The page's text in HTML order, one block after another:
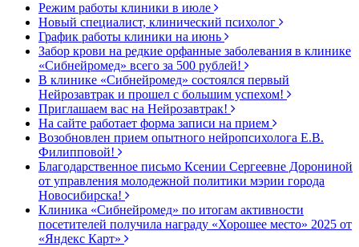
Режим работы клиники в июле
Новый специалист, клинический психолог
График работы клиники на июнь
Забор крови на редкие орфанные заболевания в клинике
«Сибнейромед» всего за 500 рублей!
В клинике «Сибнейромед» состоялся первый
Нейрозавтрак и прошел с большим успехом!
Приглашаем вас на Нейрозавтрак!
На сайте работает форма записи на прием
Возобновлен прием опытного нейропсихолога Е.В.
Филипповой!
Благодарственное письмо Ксении Сергеевне Дорониной
от управления молодежной политики мэрии города
Новосибирска!
Клиника «Сибнейромед» по итогам активности
посетителей получила награду «Хорошее место» 2025 от
«Яндекс Карт»